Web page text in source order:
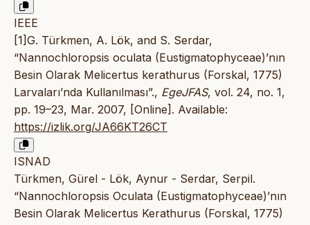
IEEE
[1]G. Türkmen, A. Lök, and S. Serdar,
“Nannochloropsis oculata (Eustigmatophyceae)’nın
Besin Olarak Melicertus kerathurus (Forskal, 1775)
Larvaları’nda Kullanılması”., EgeJFAS, vol. 24, no. 1,
pp. 19–23, Mar. 2007, [Online]. Available:
https://izlik.org/JA66KT26CT
ISNAD
Türkmen, Gürel - Lök, Aynur - Serdar, Serpil.
“Nannochloropsis Oculata (Eustigmatophyceae)’nın
Besin Olarak Melicertus Kerathurus (Forskal, 1775)